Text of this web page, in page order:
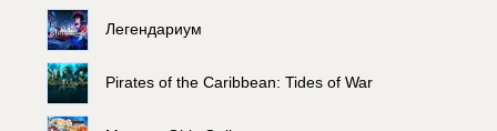
Легендариум
Pirates of the Caribbean: Tides of War